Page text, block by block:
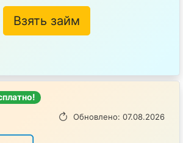
Взять займ
Обновлено: 07.08.2026